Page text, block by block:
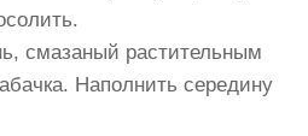
смазаный растительным
Наполнить середину